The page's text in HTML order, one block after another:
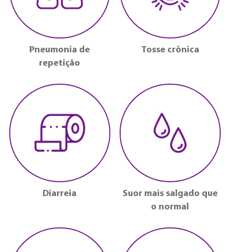
Pneumonia de
repetição
Tosse crônica
Diarreia
Suor mais salgado que
o normal